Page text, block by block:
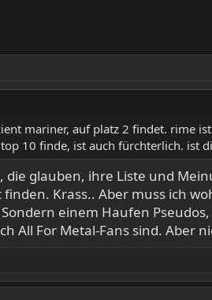
mariner, auf platz 2 findet. rime
10 finde, ist auch fürchterlich. ist
die glauben, ihre Liste und
Krass.. Aber muss ich
einem Haufen
All For Metal-Fans sind. Aber